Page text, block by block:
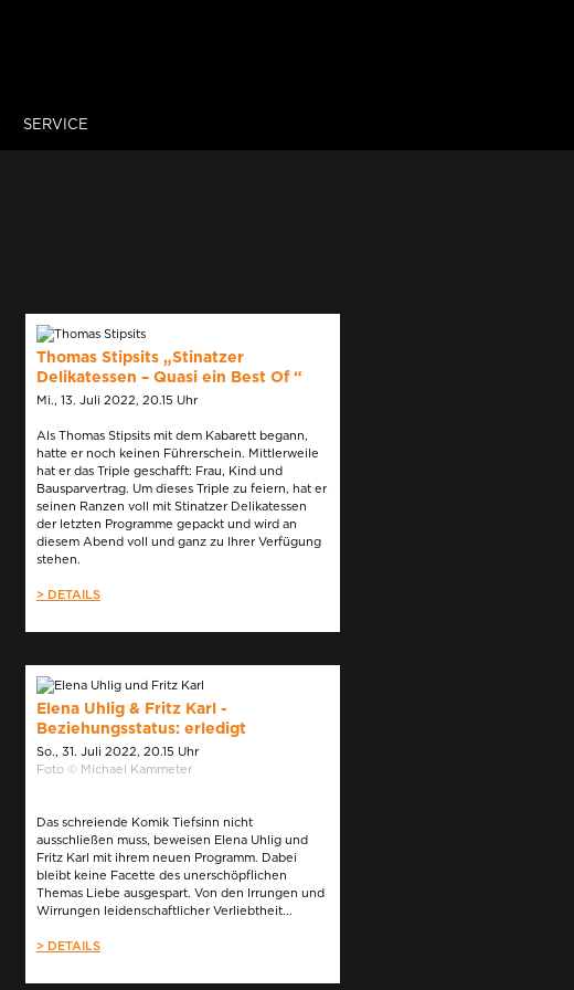
SERVICE
Thomas Stipsits „Stinatzer
Delikatessen – Quasi ein Best Of “
Mi., 13. Juli 2022, 20.15 Uhr
Als Thomas Stipsits mit dem Kabarett begann,
hatte er noch keinen Führerschein. Mittlerweile
hat er das Triple geschafft: Frau, Kind und
Bausparvertrag. Um dieses Triple zu feiern, hat er
seinen Ranzen voll mit Stinatzer Delikatessen
der letzten Programme gepackt und wird an
diesem Abend voll und ganz zu Ihrer Verfügung
stehen.
> DETAILS
Elena Uhlig & Fritz Karl -
Beziehungsstatus: erledigt
So., 31. Juli 2022, 20.15 Uhr
Foto © Michael Kammeter
Das schreiende Komik Tiefsinn nicht
ausschließen muss, beweisen Elena Uhlig und
Fritz Karl mit ihrem neuen Programm. Dabei
bleibt keine Facette des unerschöpflichen
Themas Liebe ausgespart. Von den Irrungen und
Wirrungen leidenschaftlicher Verliebtheit...
> DETAILS